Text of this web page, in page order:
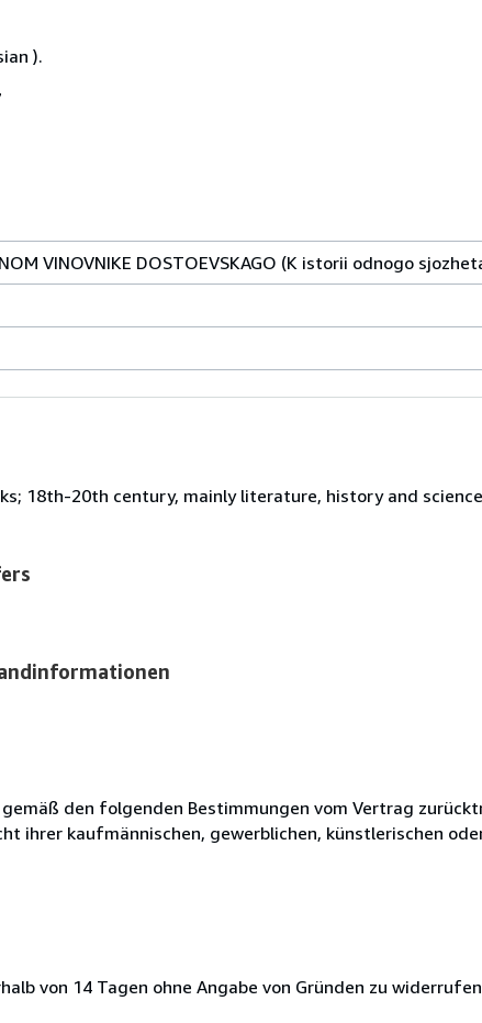
).
VINOVNIKE DOSTOEVSKAGO (K istorii odnogo
18th-20th century, mainly literature, history and
gemäß den folgenden Bestimmungen vom Vertrag
ihrer kaufmännischen, gewerblichen, künstlerischen
von 14 Tagen ohne Angabe von Gründen zu